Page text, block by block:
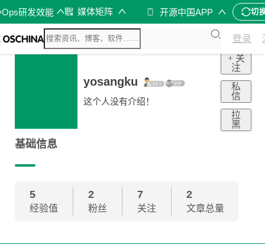
研发效能 媒体矩阵 开源中国APP 切
登录
yosangku
这个人没有介绍！
+ 关
注
私
信
拉
黑
基础信息
5
经验值
2
粉丝
7
关注
2
文章总量